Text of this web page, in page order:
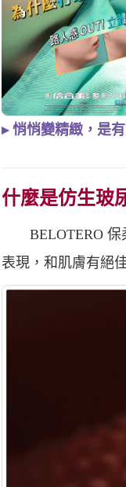
▸ 悄悄變精緻，是
什麼是仿生玻
BELOTERO 保柔
表現，和肌膚有絕